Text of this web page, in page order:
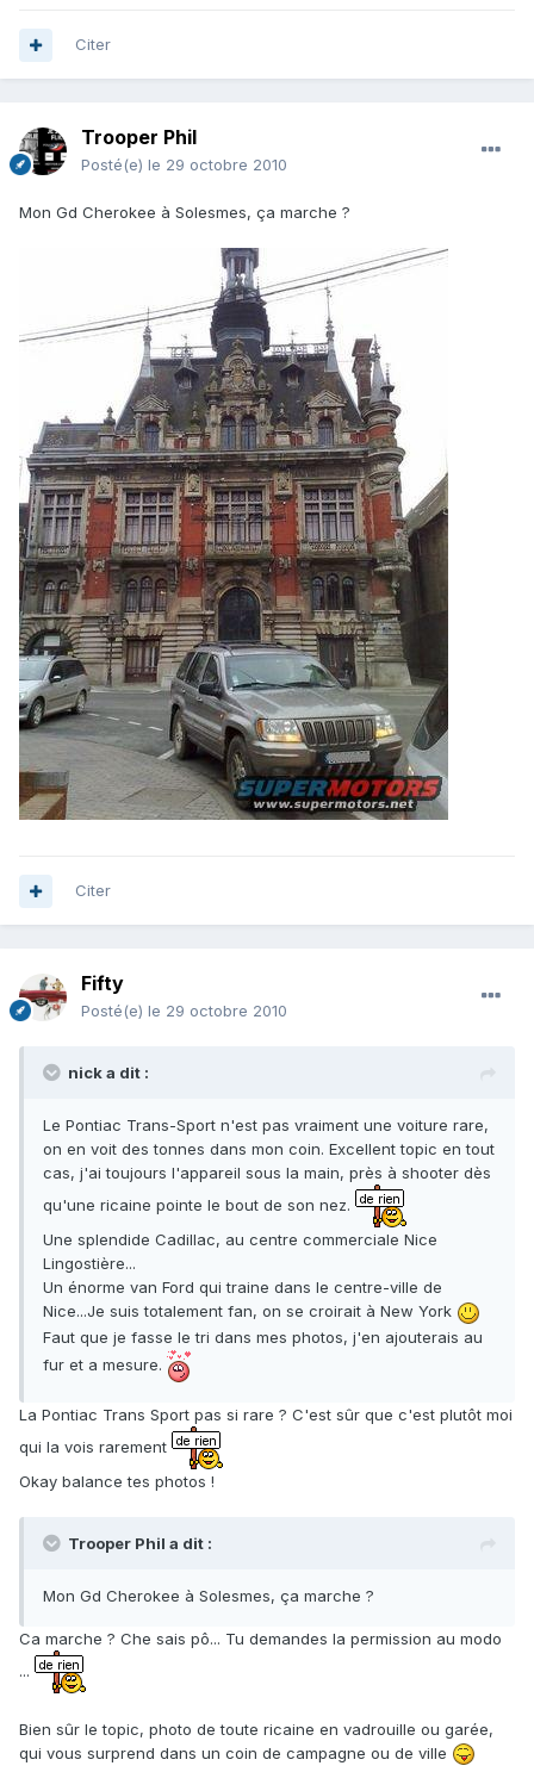
Citer
Trooper Phil
Posté(e) le 29 octobre 2010
Mon Gd Cherokee à Solesmes, ça marche ?
Citer
Fifty
Posté(e) le 29 octobre 2010
nick a dit :
Le Pontiac Trans-Sport n'est pas vraiment une voiture rare,
on en voit des tonnes dans mon coin. Excellent topic en tout
cas, j'ai toujours l'appareil sous la main, près à shooter dès
qu'une ricaine pointe le bout de son nez.
Une splendide Cadillac, au centre commerciale Nice
Lingostière...
Un énorme van Ford qui traine dans le centre-ville de
Nice...Je suis totalement fan, on se croirait à New York
Faut que je fasse le tri dans mes photos, j'en ajouterais au
fur et a mesure.
La Pontiac Trans Sport pas si rare ? C'est sûr que c'est plutôt moi
qui la vois rarement
Okay balance tes photos !
Trooper Phil a dit :
Mon Gd Cherokee à Solesmes, ça marche ?
Ca marche ? Che sais pô... Tu demandes la permission au modo
...
Bien sûr le topic, photo de toute ricaine en vadrouille ou garée,
qui vous surprend dans un coin de campagne ou de ville